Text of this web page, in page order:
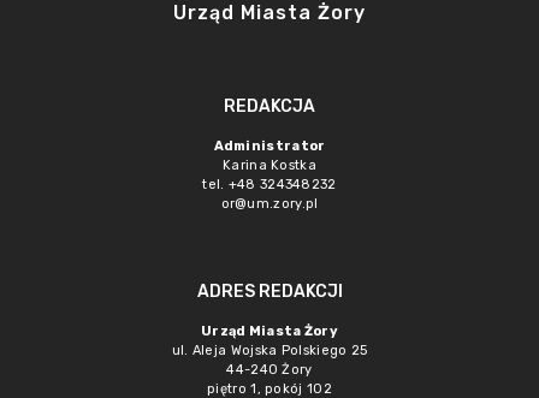
Urząd Miasta Żory
REDAKCJA
Administrator
Karina Kostka
tel. +48 324348232
or@um.zory.pl
ADRES REDAKCJI
Urząd Miasta Żory
ul. Aleja Wojska Polskiego 25
44-240 Żory
piętro 1, pokój 102